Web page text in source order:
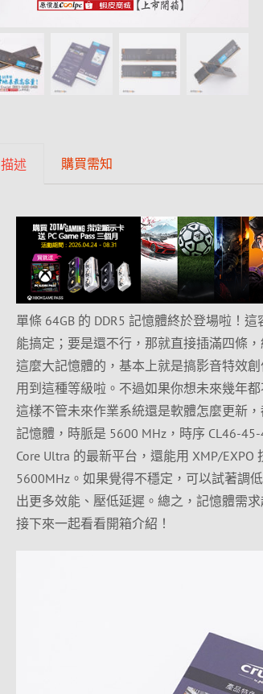
描述 購買需知
單條 64GB 的 DDR5 記憶體終於登場啦！
能搞定；要是還不行，那就直接插滿四條
這麼大記憶體的，基本上就是搞影音特效
用到這種等級啦。不過如果你想未來幾年
這樣不管未來作業系統還是軟體怎麼更新
記憶體，時脈是 5600 MHz，時序 CL46-
Core Ultra 的最新平台，還能用 XMP/
5600MHz。如果覺得不穩定，可以試著調
出更多效能、壓低延遲。總之，記憶體需
接下來一起看看開箱介紹！